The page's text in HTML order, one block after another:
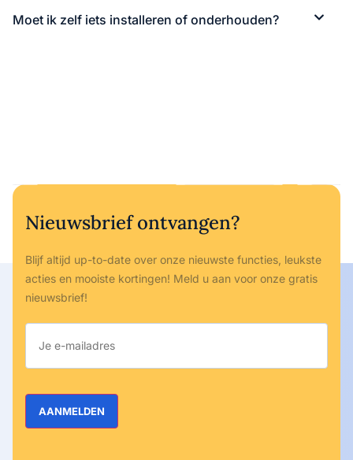
Moet ik zelf iets installeren of onderhouden?
Nieuwsbrief ontvangen?
Blijf altijd up-to-date over onze nieuwste functies, leukste
acties en mooiste kortingen! Meld u aan voor onze gratis
nieuwsbrief!